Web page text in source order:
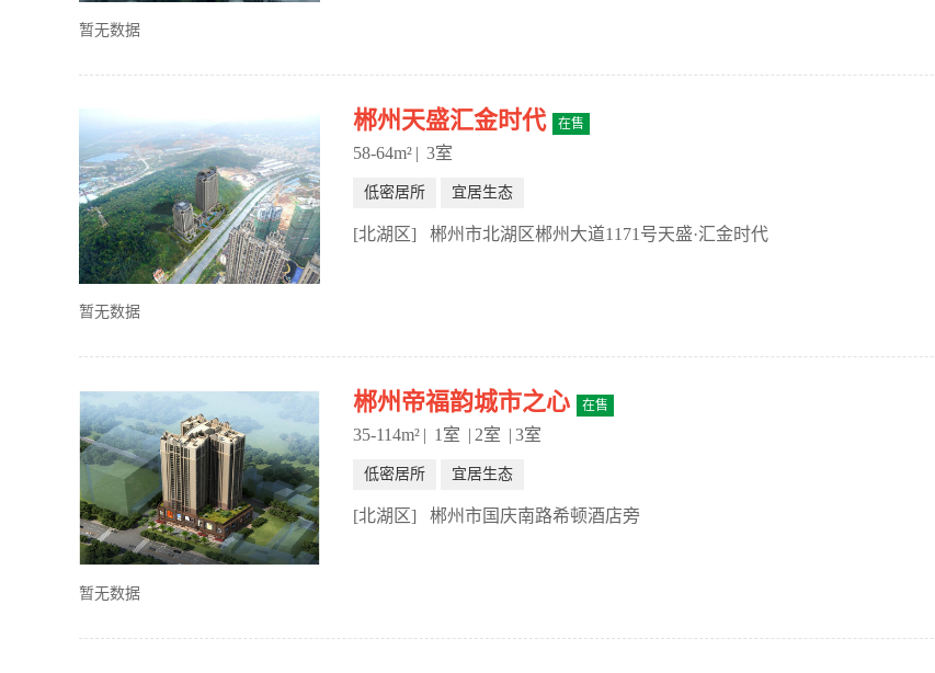
暂无数据
郴州天盛汇金时代 在售
58-64m² | 3室
低密居所 宜居生态
[北湖区] 郴州市北湖区郴州大道1171号天盛·汇金时代
暂无数据
郴州帝福韵城市之心 在售
35-114m² | 1室 | 2室 | 3室
低密居所 宜居生态
[北湖区] 郴州市国庆南路希顿酒店旁
暂无数据